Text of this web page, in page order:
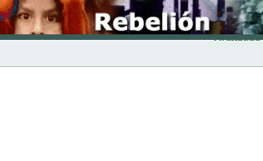
Skip
to
content
INICIO
Avanzada